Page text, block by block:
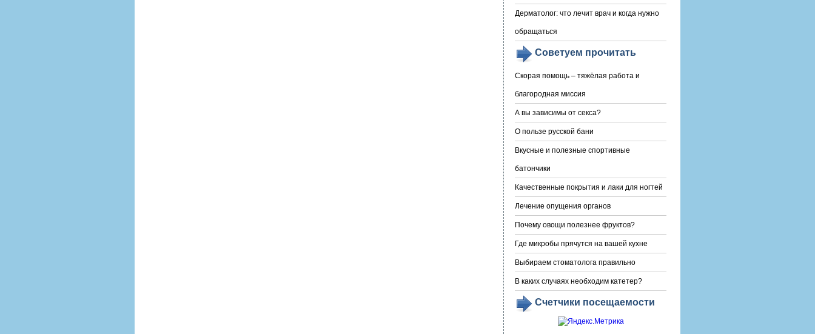
Дерматолог: что лечит врач и когда нужно
обращаться
Советуем прочитать
Скорая помощь – тяжёлая работа и
благородная миссия
А вы зависимы от секса?
О пользе русской бани
Вкусные и полезные спортивные
батончики
Качественные покрытия и лаки для ногтей
Лечение опущения органов
Почему овощи полезнее фруктов?
Где микробы прячутся на вашей кухне
Выбираем стоматолога правильно
В каких случаях необходим катетер?
Счетчики посещаемости